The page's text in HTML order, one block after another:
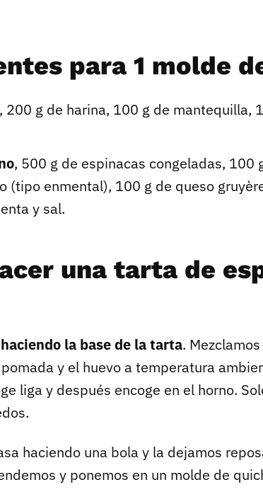
para 1 molde
, 200 g de harina, 100 g de mantequilla,
, 500 g de espinacas congeladas, 100
(tipo enmental), 100 g de queso
y sal.
una tarta de
la base de la tarta.
y el huevo a temperatura
liga y después encoge en el horno.
haciendo una bola y la dejamos
y ponemos en un molde de